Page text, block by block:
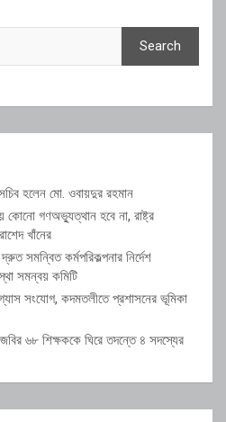
Search
হলেন মো. ওবায়দুর রহমান
কোনো গণঅভ্যুত্থান হবে না, রাষ্ট্র
খাঁনের
সমন্বিত কর্মপরিকল্পনার নির্দেশ
সমন্বয় কমিটি
সংযোগ, কদমতলীতে প্রশাসনের ভূমিকা
জবির ৬৮ শিক্ষককে ঘিরে তদন্তে ৪ সদস্যের